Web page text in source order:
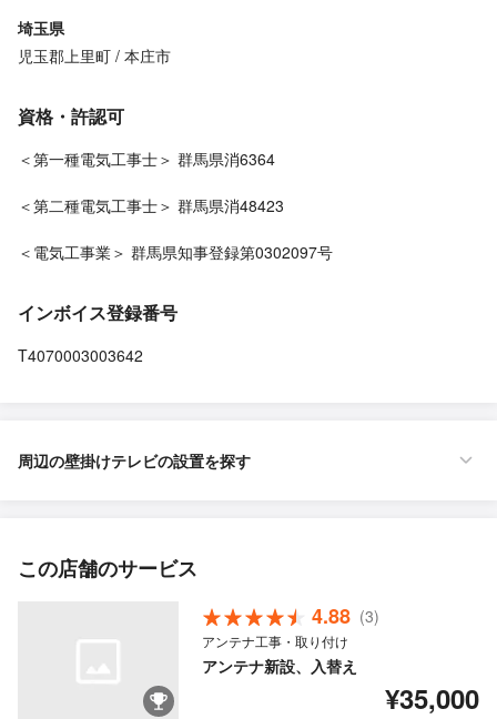
埼玉県
児玉郡上里町 本庄市
資格・許認可
＜第一種電気工事士＞ 群馬県消6364
＜第二種電気工事士＞ 群馬県消48423
＜電気工事業＞ 群馬県知事登録第0302097号
インボイス登録番号
T4070003003642
周辺の壁掛けテレビの設置を探す
この店舗のサービス
4.88 (3)
アンテナ工事・取り付け
アンテナ新設、入替え
¥35,000